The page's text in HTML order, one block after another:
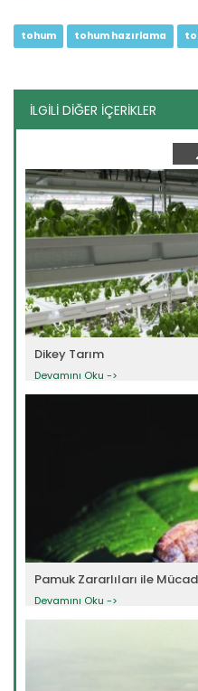
tohum tohum hazırlama
İLGİLİ DİĞER İÇERİKLER
Örtüaltı Sebze...
Dikey Tarım
Devamını Oku ->
Pamuk Zararlıları ile
Devamını Oku ->